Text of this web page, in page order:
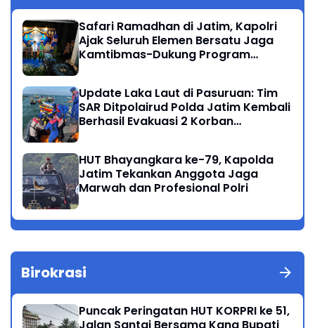
Safari Ramadhan di Jatim, Kapolri
Ajak Seluruh Elemen Bersatu Jaga
Kamtibmas-Dukung Program
Update Laka Laut di Pasuruan: Tim
SAR Ditpolairud Polda Jatim Kembali
Berhasil Evakuasi 2 Korban
HUT Bhayangkara ke-79, Kapolda
Jatim Tekankan Anggota Jaga
Marwah dan Profesional Polri
Birokrasi
Puncak Peringatan HUT KORPRI ke 51,
Jalan Santai Bersama Kang Bupati